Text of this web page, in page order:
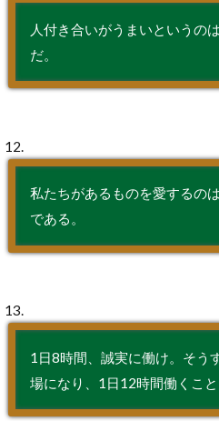
人付き合いがうまいというの
だ。
12.
私たちがあるものを愛するの
である。
13.
1日8時間、誠実に働け。そう
場になり、1日12時間働くこと